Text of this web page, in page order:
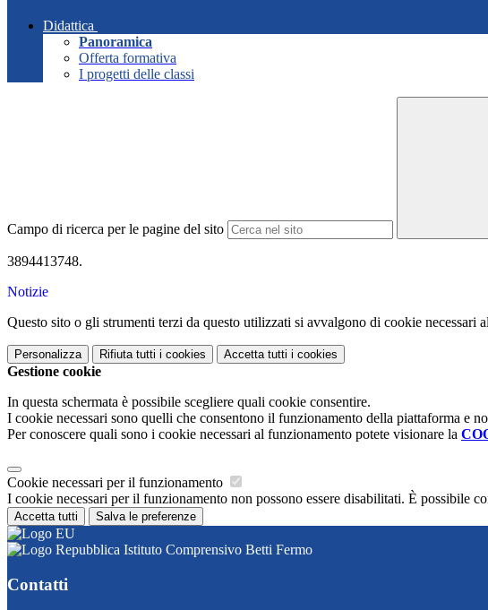
Didattica
Panoramica
Offerta formativa
I progetti delle classi
Campo di ricerca per le pagine del sito
3894413748.
Notizie
Questo sito o gli strumenti terzi da questo utilizzati si avvalgono di cookie necessari
Personalizza Rifiuta tutti i cookies Accetta tutti i cookies
Gestione cookie
In questa schermata è possibile scegliere quali cookie consentire.
I cookie necessari sono quelli che consentono il funzionamento della piattaforma e
Per conoscere quali sono i cookie necessari al funzionamento potete visionare la
Cookie necessari per il funzionamento
I cookie necessari per il funzionamento non possono essere disabilitati. È possibile
Accetta tutti Salva le preferenze
Istituto Comprensivo Betti Fermo
Contatti